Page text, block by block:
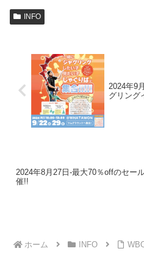
INFO
2024年9
グリング
2024年8月27日-最大70％offのセー
催!!
ホーム INFO